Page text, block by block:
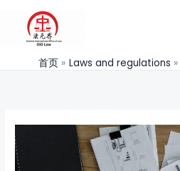
首页 Laws and regulations